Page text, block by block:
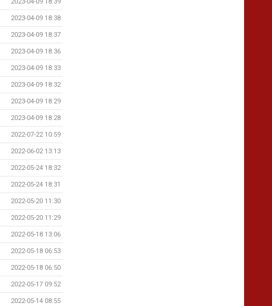
2023-04-09 18:39
2023-04-09 18:38
2023-04-09 18:37
2023-04-09 18:36
2023-04-09 18:33
2023-04-09 18:32
2023-04-09 18:29
2023-04-09 18:28
2022-07-22 10:59
2022-06-02 13:13
2022-05-24 18:32
2022-05-24 18:31
2022-05-20 11:30
2022-05-20 11:29
2022-05-18 13:06
2022-05-18 06:53
2022-05-18 06:50
2022-05-17 09:52
2022-05-14 08:55